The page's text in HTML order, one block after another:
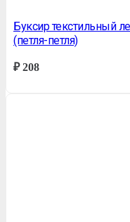
Буксир текстильный
(петля-петля)
₽208